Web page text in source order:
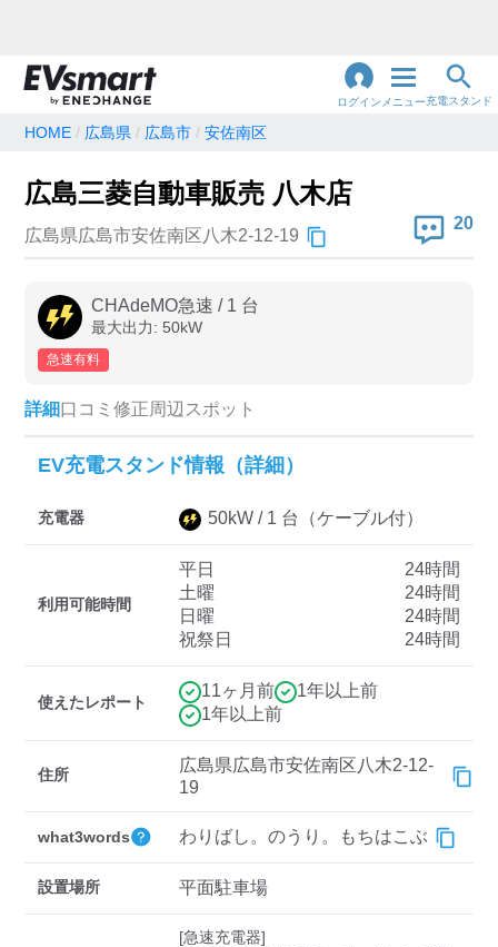
ログイン メニュー充電スタンド
地名・観光スポット・住所で検索
充電器の種類
急速充電器のみ表示
高速道路上のみ表示
認証システム
三菱ディーラーを表示
日産ディーラーを表示
すべて 中速-20kW-以上 急速-44kW-以上
HOME 広島県 広島市 安佐南区
広島三菱自動車販売 八木店
広島県広島市安佐南区八木2-12-19
20
CHAdeMO急速 / 1 台
最大出力: 50kW
急速有料
詳細口コミ 修正周辺スポット
EV充電スタンド情報（詳細）
充電器 50kW / 1 台 （ケーブル付）
利用可能時間
平日
24時間
土曜
24時間
日曜
24時間
祝祭日
24時間
使えたレポート
11ヶ月前
1年以上前
1年以上前
住所
広島県広島市安佐南区八木2-12-
19
what3words わりばし。のうり。もちはこぶ
設置場所 平面駐車場
[急速充電器]